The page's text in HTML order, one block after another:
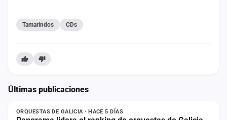
Tamarindos CDs
Últimas publicaciones
NOTICIA
ORQUESTAS DE GALICIA · HACE 5 DÍAS